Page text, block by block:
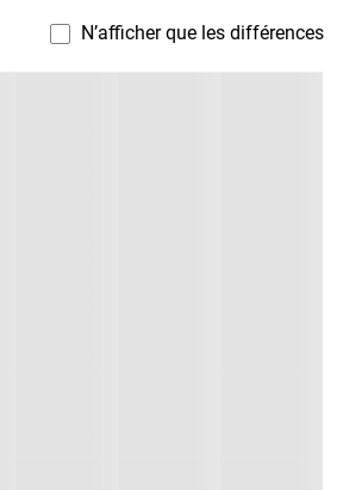
N’afficher que les différences